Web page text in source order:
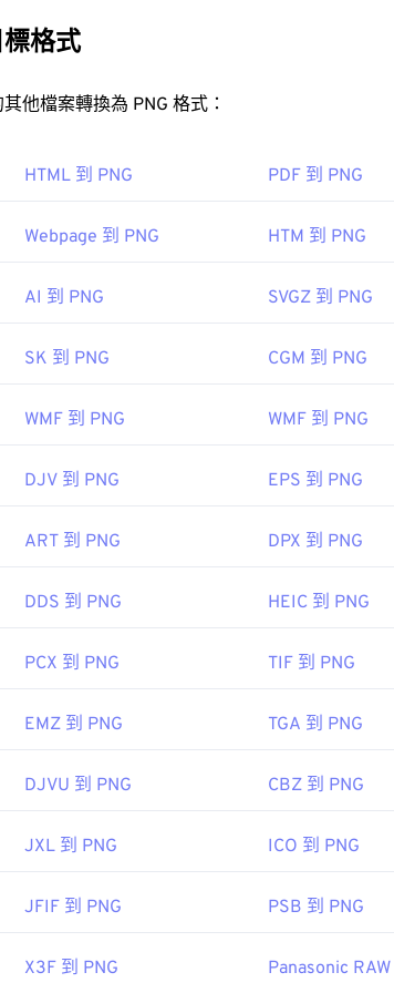
量檔案轉換為 JPG 格式，請嘗試使用我們的
日
Scalable_Vector_Graphics
試我們的GIF 轉 APNG
至網頁時請務必小心。
格式
FreeConvert.com 可以將您的其他檔案轉換為 PNG 格式：
HTML 到 PNG PDF 到 PNG
Webpage 到 PNG HTM 到 PNG
AI 到 PNG SVGZ 到 PNG
SK 到 PNG CGM 到 PNG
WMF 到 PNG WMF 到 PNG
DJV 到 PNG EPS 到 PNG
ART 到 PNG DPX 到 PNG
DDS 到 PNG HEIC 到 PNG
PCX 到 PNG TIF 到 PNG
EMZ 到 PNG TGA 到 PNG
DJVU 到 PNG CBZ 到 PNG
JXL 到 PNG ICO 到 PNG
JFIF 到 PNG PSB 到 PNG
X3F 到 PNG Panasonic